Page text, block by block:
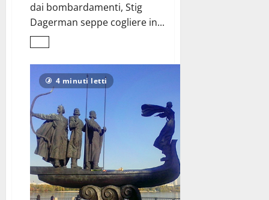
dai bombardamenti, Stig
Dagerman seppe cogliere in...
Leggi
più
su
Autunno
tedesco:
<br>Guai
vinti!
4 minuti letti